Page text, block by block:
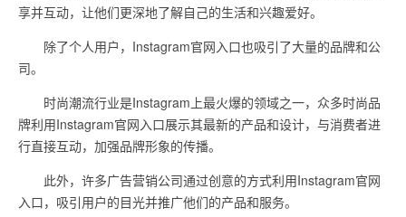
享并互动，让他们更深地了解自己的生活和兴趣爱好。
除了个人用户，Instagram官网入口也吸引了大量的品牌和公
司。
时尚潮流行业是Instagram上最火爆的领域之一，众多时尚品
牌利用Instagram官网入口展示其最新的产品和设计，与消费者进
行直接互动，加强品牌形象的传播。
此外，许多广告营销公司通过创意的方式利用Instagram官网
入口，吸引用户的目光并推广他们的产品和服务。